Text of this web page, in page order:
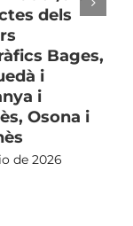
dels
Bages,
i
i
Osona i
de 2026